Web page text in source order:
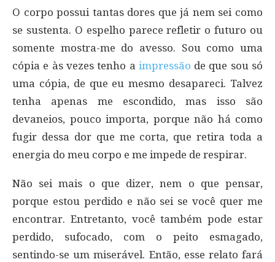
O corpo possui tantas dores que já nem sei como
se sustenta. O espelho parece refletir o futuro ou
somente mostra-me do avesso. Sou como uma
cópia e às vezes tenho a impressão de que sou só
uma cópia, de que eu mesmo desapareci. Talvez
tenha apenas me escondido, mas isso são
devaneios, pouco importa, porque não há como
fugir dessa dor que me corta, que retira toda a
energia do meu corpo e me impede de respirar.
Não sei mais o que dizer, nem o que pensar,
porque estou perdido e não sei se você quer me
encontrar. Entretanto, você também pode estar
perdido, sufocado, com o peito esmagado,
sentindo-se um miserável. Então, esse relato fará